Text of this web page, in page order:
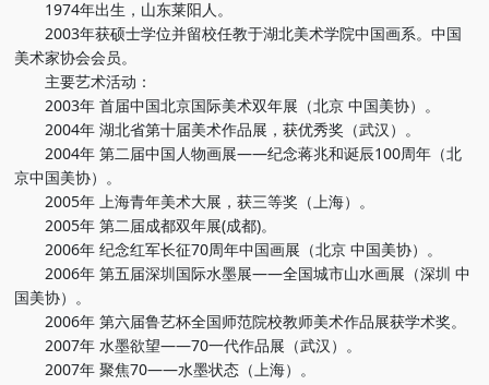
1974年出生，山东莱阳人。
2003年获硕士学位并留校任教于湖北美术学院中国画系。中国
美术家协会会员。
主要艺术活动：
2003年 首届中国北京国际美术双年展（北京 中国美协）。
2004年 湖北省第十届美术作品展，获优秀奖（武汉）。
2004年 第二届中国人物画展——纪念蒋兆和诞辰100周年（北
京中国美协）。
2005年 上海青年美术大展，获三等奖（上海）。
2005年 第二届成都双年展(成都)。
2006年 纪念红军长征70周年中国画展（北京 中国美协）。
2006年 第五届深圳国际水墨展——全国城市山水画展（深圳 中
国美协）。
2006年 第六届鲁艺杯全国师范院校教师美术作品展获学术奖。
2007年 水墨欲望——70一代作品展（武汉）。
2007年 聚焦70——水墨状态（上海）。